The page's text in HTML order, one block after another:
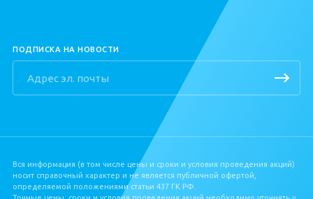
ПОДПИСКА НА НОВОСТИ
Вся информация (в том числе цены и сроки и условия проведения акций)
носит справочный характер и не является публичной офертой,
определяемой положениями статьи 437 ГК РФ.